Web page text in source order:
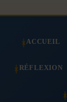
ACCUEIL
RÉFLEXION